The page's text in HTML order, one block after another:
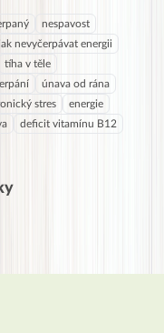
nespavost
jak nevyčerpávat energii
tíha v těle
únava od rána
stres
energie
deficit vitamínu B12